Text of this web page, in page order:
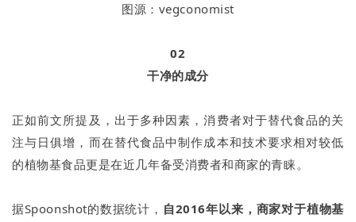
图源：vegconomist
02
干净的成分
正如前文所提及，出于多种因素，消费者对于替代食品的关
注与日俱增，而在替代食品中制作成本和技术要求相对较低
的植物基食品更是在近几年备受消费者和商家的青睐。
据Spoonshot的数据统计， 自2016年以来，商家对于植物基